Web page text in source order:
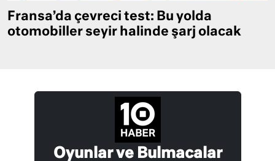
Fransa’da çevreci test: Bu yolda
otomobiller seyir halinde şarj olacak
Oyunlar ve Bulmacalar